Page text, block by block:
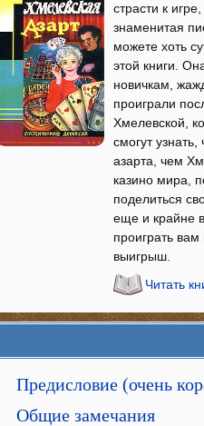
страсти к
знаменитая
можете хоть
этой книги.
новичкам,
проиграли
Хмелевской,
смогут
азарта, чем
казино мира,
поделиться
еще и крайне
проиграть
выигрыш.
Читать
Предисловие (очень
Общие замечания